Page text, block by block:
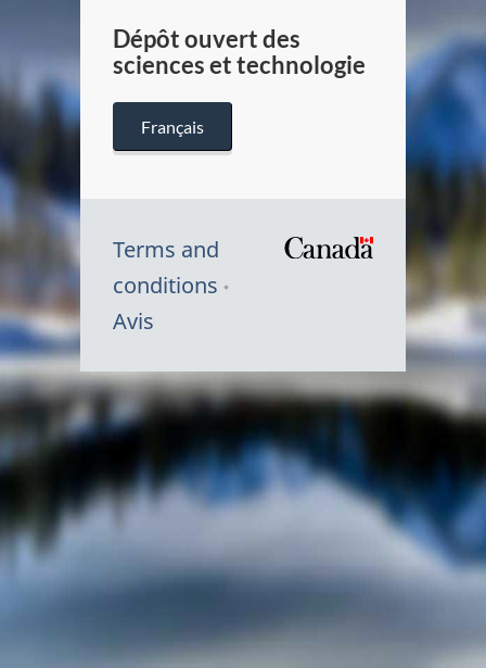
Dépôt ouvert des
sciences et technologie
Français
Terms and
conditions
Avis
Symbole
du
Canada